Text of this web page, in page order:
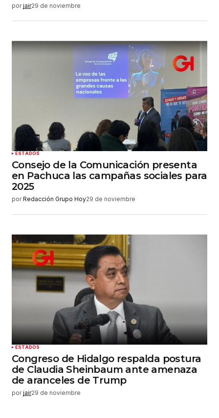
por jair29 de noviembre
ESTADOS
Consejo de la Comunicación presenta
en Pachuca las campañas sociales para
2025
por Redacción Grupo Hoy29 de noviembre
ESTADOS
Congreso de Hidalgo respalda postura
de Claudia Sheinbaum ante amenaza
de aranceles de Trump
por jair29 de noviembre